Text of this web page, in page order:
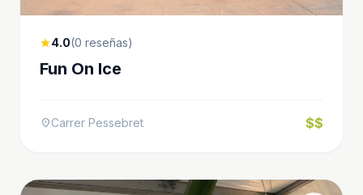
star4.0(0 reseñas)
Fun On Ice
location_onCarrer Pessebret $$